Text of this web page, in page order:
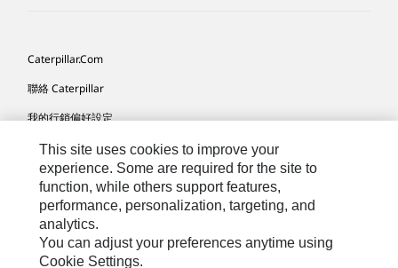
Caterpillar.com
聯絡 Caterpillar
我的行銷偏好設定
網站地圖
Cookie Settings
法律
隱私權
關於 Cat
This site uses cookies to improve your
experience. Some are required for the site to
function, while others support features,
performance, personalization, targeting, and
analytics.
You can adjust your preferences anytime using
Cookie Settings.